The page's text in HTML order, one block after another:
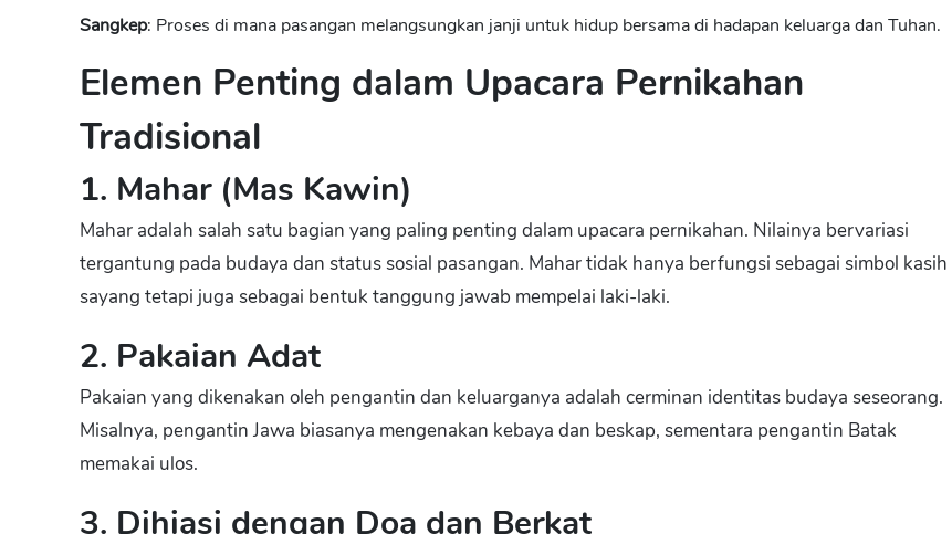
Sangkep: Proses di mana pasangan melangsungkan janji untuk hidup bersama di hadapan keluarga dan Tuhan.
Elemen Penting dalam Upacara Pernikahan
Tradisional
1. Mahar (Mas Kawin)
Mahar adalah salah satu bagian yang paling penting dalam upacara pernikahan. Nilainya bervariasi
tergantung pada budaya dan status sosial pasangan. Mahar tidak hanya berfungsi sebagai simbol kasih
sayang tetapi juga sebagai bentuk tanggung jawab mempelai laki-laki.
2. Pakaian Adat
Pakaian yang dikenakan oleh pengantin dan keluarganya adalah cerminan identitas budaya seseorang.
Misalnya, pengantin Jawa biasanya mengenakan kebaya dan beskap, sementara pengantin Batak
memakai ulos.
3. Dihiasi dengan Doa dan Berkat